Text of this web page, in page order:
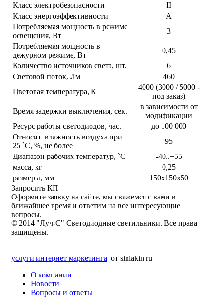
Класс электробезопасности
II
Класс энергоэффективности
А
Потребляемая мощность в режиме
освещения, Вт
3
Потребляемая мощность в
дежурном режиме, Вт
0,45
Количество источников света, шт.
6
Световой поток, Лм
460
Цветовая температура, К
4000 (3000 / 5000 -
под заказ)
Время задержки выключения, сек.
в зависимости от
модификации
Ресурс работы светодиодов, час.
до 100 000
Относит. влажность воздуха при
25 `С, %, не более
95
Диапазон рабочих температур, `С
-40..+55
масса, кг
0,25
размеры, мм
150х150х50
Запросить КП
Оформите заявку на сайте, мы свяжемся с вами в
ближайшее время и ответим на все интересующие
вопросы.
© 2014 "Луч-С" Светодиодные светильники. Все права
защищены.
услуги интернет маркетинга от siniakin.ru
О компании
Новости
Вопросы и ответы